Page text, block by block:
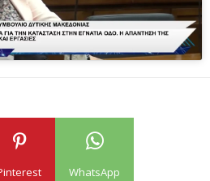
WhatsApp